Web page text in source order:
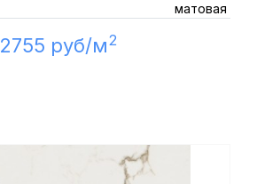
матовая
2755 руб/м2